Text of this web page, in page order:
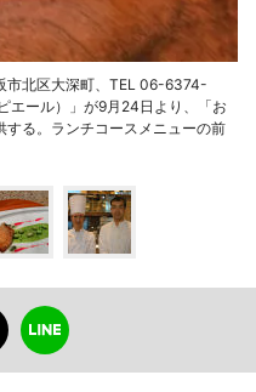
市北区大深町、TEL 06-6374-
エール）」が9月24日より、「お
する。ランチコースメニューの前